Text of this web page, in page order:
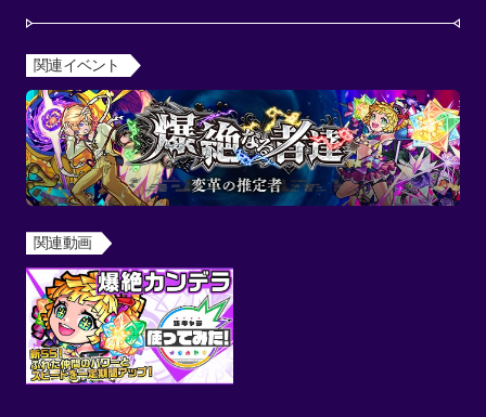
関連イベント
関連動画